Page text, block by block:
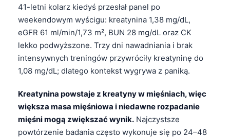
41-letni kolarz kiedyś przesłał panel po
weekendowym wyścigu: kreatynina 1,38 mg/dL,
eGFR 61 ml/min/1,73 m², BUN 28 mg/dL oraz CK
lekko podwyższone. Trzy dni nawadniania i brak
intensywnych treningów przywróciły kreatyninę do
1,08 mg/dL; dlatego kontekst wygrywa z paniką.
Kreatynina powstaje z kreatyny w mięśniach, więc
większa masa mięśniowa i niedawne rozpadanie
mięśni mogą zwiększać wynik. Najczystsze
powtórzenie badania często wykonuje się po 24–48